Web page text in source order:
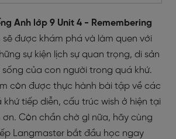
Anh lớp 9 Unit 4 - Remembering
được khám phá và làm quen với
sự kiện lịch sự quan trọng, di sản
của con người trong quá khứ.
còn được thực hành bài tập về các
tiếp diễn, cấu trúc wish ở hiện tại
Còn chần chờ gì nữa, hãy cùng
Langmaster bắt đầu học ngay